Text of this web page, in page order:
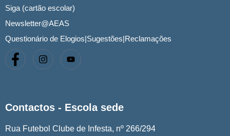
Siga (cartão escolar)
Newsletter@AEAS
Questionário de Elogios|Sugestões|Reclamações
Contactos - Escola sede
Rua Futebol Clube de Infesta, nº 266/294